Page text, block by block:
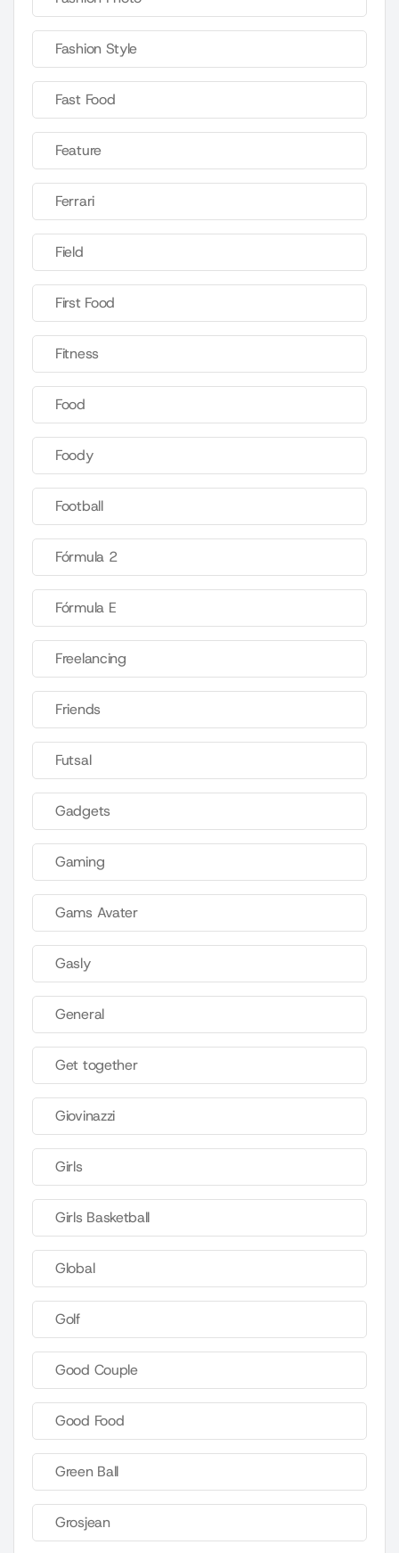
Fashion Style
Fast Food
Feature
Ferrari
Field
First Food
Fitness
Food
Foody
Football
Fórmula 2
Fórmula E
Freelancing
Friends
Futsal
Gadgets
Gaming
Gams Avater
Gasly
General
Get together
Giovinazzi
Girls
Girls Basketball
Global
Golf
Good Couple
Good Food
Green Ball
Grosjean